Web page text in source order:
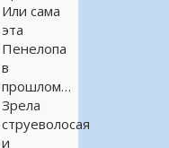
Или сама
эта
Пенелопа
в
прошлом…
Зрела
струеволосая
и